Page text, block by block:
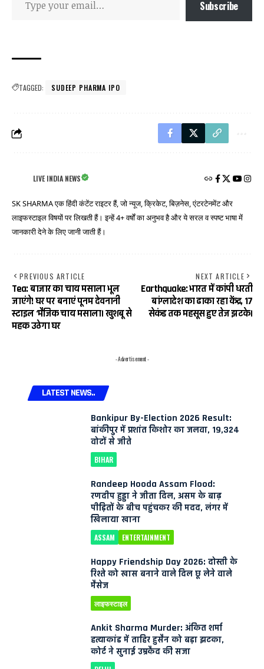
Subscribe
TAGGED: SUDEEP PHARMA IPO
LIVE INDIA NEWS
SK SHARMA एक हिंदी कंटेंट राइटर हैं, जो न्यूज, क्रिकेट, बिज़नेस, एंटरटेनमेंट और
लाइफस्टाइल विषयों पर लिखती हैं। इन्हें 4+ वर्षों का अनुभव है और ये सरल व स्पष्ट भाषा में
जानकारी देने के लिए जानी जाती हैं।
PREVIOUS ARTICLE
Tea: बाजार का चाय मसाला भूल
जाएंगे! घर पर बनाएं पूनम देवनानी
स्टाइल ‘मैजिक चाय मसाला। खुशबू से
महक उठेगा घर
NEXT ARTICLE
Earthquake: भारत में कांपी धरती
बांग्लादेश का ढाका रहा केंद्र, 17
सेकंड तक महसूस हुए तेज झटके।
- Advertisement -
LATEST NEWS..
Bankipur By-Election 2026 Result:
बांकीपुर में प्रशांत किशोर का जलवा, 19,324
वोटों से जीते
BIHAR
Randeep Hooda Assam Flood:
रणदीप हुड्डा ने जीता दिल, असम के बाढ़
पीड़ितों के बीच पहुंचकर की मदद, लंगर में
खिलाया खाना
ASSAM ENTERTAINMENT
Happy Friendship Day 2026: दोस्ती के
रिश्ते को खास बनाने वाले दिल छू लेने वाले
मैसेज
लाइफस्टाइल
Ankit Sharma Murder: अंकित शर्मा
हत्याकांड में ताहिर हुसैन को बड़ा झटका,
कोर्ट ने सुनाई उम्रकैद की सजा